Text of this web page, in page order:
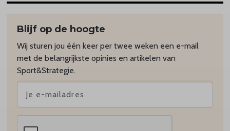
Blijf op de hoogte
Wij sturen jou één keer per twee weken een e-mail
met de belangrijkste opinies en artikelen van
Sport&Strategie.